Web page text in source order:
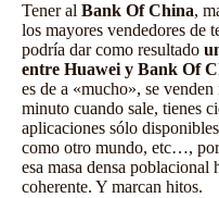
Tener al Bank Of China,
los mayores vendedores de
podría dar como resultado
entre Huawei y Bank Of
es de a «mucho», se
minuto cuando sale, tienes
aplicaciones sólo
como otro mundo, etc…,
esa masa densa poblacional
coherente. Y marcan hitos.